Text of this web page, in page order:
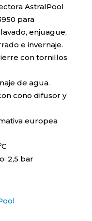
AstralPool
para
enjuague,
e invernaje.
con tornillos
de agua.
cono difusor y
europea
2,5 bar